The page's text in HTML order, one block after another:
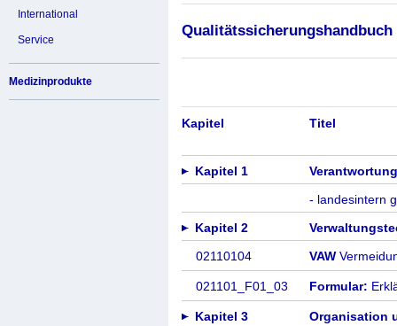
International
Service
Medizinprodukte
Qualitätssicherungshandbuch
Kapitel Titel
Kapitel 1
- landesintern
Kapitel 2
02110104
VAW
021101_F01_03 Formular:
Kapitel 3
Organisation